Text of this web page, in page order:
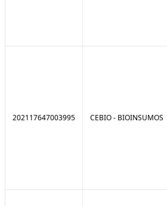
202117647003995 CEBIO - BIOINSUMOS